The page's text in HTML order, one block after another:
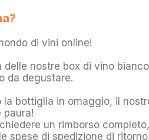
di vini online!
delle nostre box di vino
da degustare.
la bottiglia in omaggio, il
paura!
un rimborso
spese di spedizione di